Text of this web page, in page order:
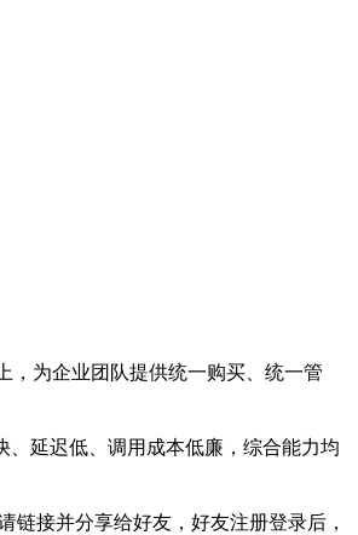
，为企业团队提供统一购买、统一管
、延迟低、调用成本低廉，综合能力均
链接并分享给好友，好友注册登录后，